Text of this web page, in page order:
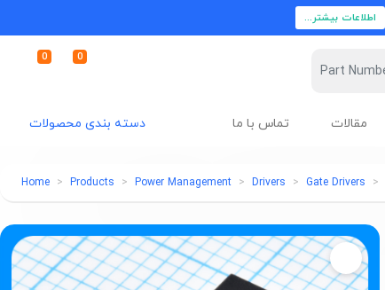
اطلاعات بیشتر...
0 0
دسته بندی محصولات مقالات تماس با ما
Home Products Power Management Drivers Gate Drivers